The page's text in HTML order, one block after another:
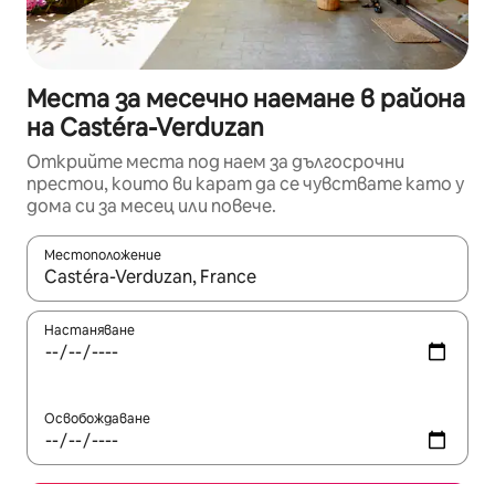
Места за месечно наемане в района
на Castéra-Verduzan
Открийте места под наем за дългосрочни
престои, които ви карат да се чувствате като у
дома си за месец или повече.
Местоположение
Когато резултатите се покажат, използвайте
Настаняване
Освобождаване